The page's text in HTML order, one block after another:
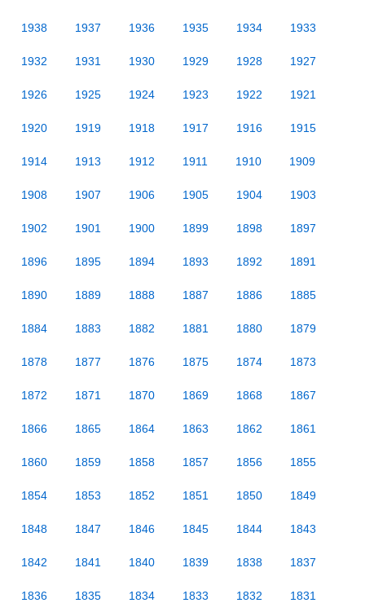
1938 1937 1936 1935 1934 1933
1932 1931 1930 1929 1928 1927
1926 1925 1924 1923 1922 1921
1920 1919 1918 1917 1916 1915
1914 1913 1912 1911 1910 1909
1908 1907 1906 1905 1904 1903
1902 1901 1900 1899 1898 1897
1896 1895 1894 1893 1892 1891
1890 1889 1888 1887 1886 1885
1884 1883 1882 1881 1880 1879
1878 1877 1876 1875 1874 1873
1872 1871 1870 1869 1868 1867
1866 1865 1864 1863 1862 1861
1860 1859 1858 1857 1856 1855
1854 1853 1852 1851 1850 1849
1848 1847 1846 1845 1844 1843
1842 1841 1840 1839 1838 1837
1836 1835 1834 1833 1832 1831